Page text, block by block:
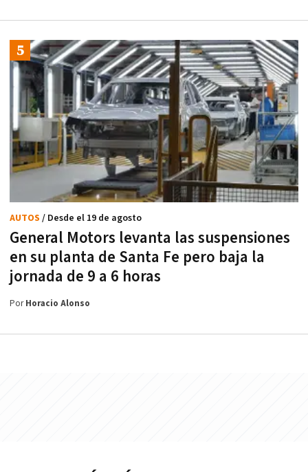
General Motors levanta las suspensiones
en su planta de Santa Fe pero baja la
jornada de 9 a 6 horas
AUTOS / Desde el 19 de agosto
PorHoracio Alonso